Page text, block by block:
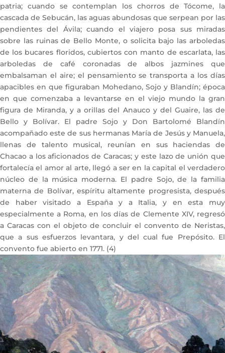
patria; cuando se contemplan los chorros de Tócome, la
cascada de Sebucán, las aguas abundosas que serpean por las
pendientes del Ávila; cuando el viajero posa sus miradas
sobre las ruinas de Bello Monte, o solicita bajo las arboledas
de los bucares floridos, cubiertos con manto de escarlata, las
arboledas de café coronadas de albos jazmines que
embalsaman el aire; el pensamiento se transporta a los días
apacibles en que figuraban Mohedano, Sojo y Blandín; época
en que comenzaba a levantarse en el viejo mundo la gran
figura de Miranda, y a orillas del Anauco y del Guaire, las de
Bello y Bolívar. El padre Sojo y Don Bartolomé Blandín
acompañado este de sus hermanas María de Jesús y Manuela,
llenas de talento musical, reunían en sus haciendas de
Chacao a los aficionados de Caracas; y este lazo de unión que
fortalecía el amor al arte, llegó a ser en la capital el verdadero
núcleo de la música moderna. El padre Sojo, de la familia
materna de Bolívar, espíritu altamente progresista, después
de haber visitado a España y a Italia, y en esta muy
especialmente a Roma, en los días de Clemente XIV, regresó
a Caracas con el objeto de concluir el convento de Neristas,
que a sus esfuerzos levantara, y del cual fue Prepósito. El
convento fue abierto en 1771. (4)